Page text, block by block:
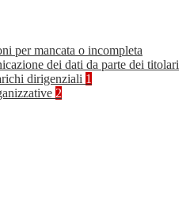
per mancata o incompleta
dei dati da parte dei titolari
dirigenziali 1
2